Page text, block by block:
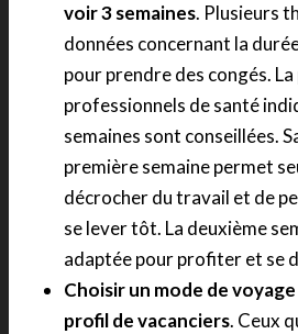
voir 3 semaines. Plusieurs
données concernant la
pour prendre des congés.
professionnels de santé
semaines sont conseillées.
première semaine permet
décrocher du travail et de
se lever tôt. La deuxième
adaptée pour profiter et se
Choisir un mode de
profil de vacanciers. Ceux